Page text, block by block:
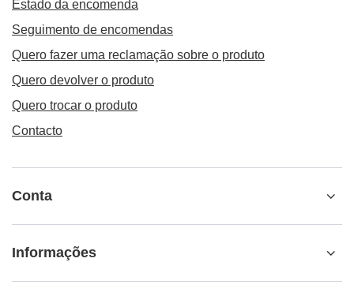
Estado da encomenda
Seguimento de encomendas
Quero fazer uma reclamação sobre o produto
Quero devolver o produto
Quero trocar o produto
Contacto
Conta
Informações